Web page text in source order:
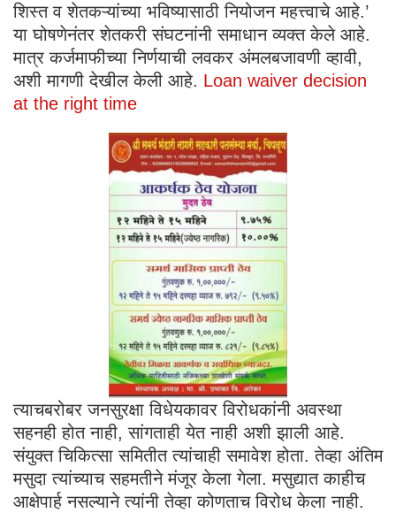
शिस्त व शेतकऱ्यांच्या भविष्यासाठी नियोजन महत्त्वाचे आहे.’
या घोषणेनंतर शेतकरी संघटनांनी समाधान व्यक्त केले आहे.
मात्र कर्जमाफीच्या निर्णयाची लवकर अंमलबजावणी व्हावी,
अशी मागणी देखील केली आहे. Loan waiver decision
at the right time
त्याचबरोबर जनसुरक्षा विधेयकावर विरोधकांनी अवस्था
सहनही होत नाही, सांगताही येत नाही अशी झाली आहे.
संयुक्त चिकित्सा समितीत त्यांचाही समावेश होता. तेव्हा अंतिम
मसुदा त्यांच्याच सहमतीने मंजूर केला गेला. मसुद्यात काहीच
आक्षेपार्ह नसल्याने त्यांनी तेव्हा कोणताच विरोध केला नाही.